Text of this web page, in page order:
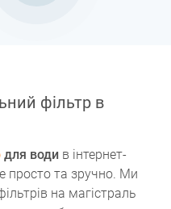
фільтр в
для води в інтернет-
просто та зручно. Ми
на магістраль